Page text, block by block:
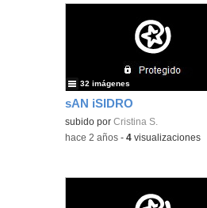
sAN iSIDRO
Contenido educativo.
subido porCristina S.
32 imágenes
-hace 2 años -4 visualizaciones